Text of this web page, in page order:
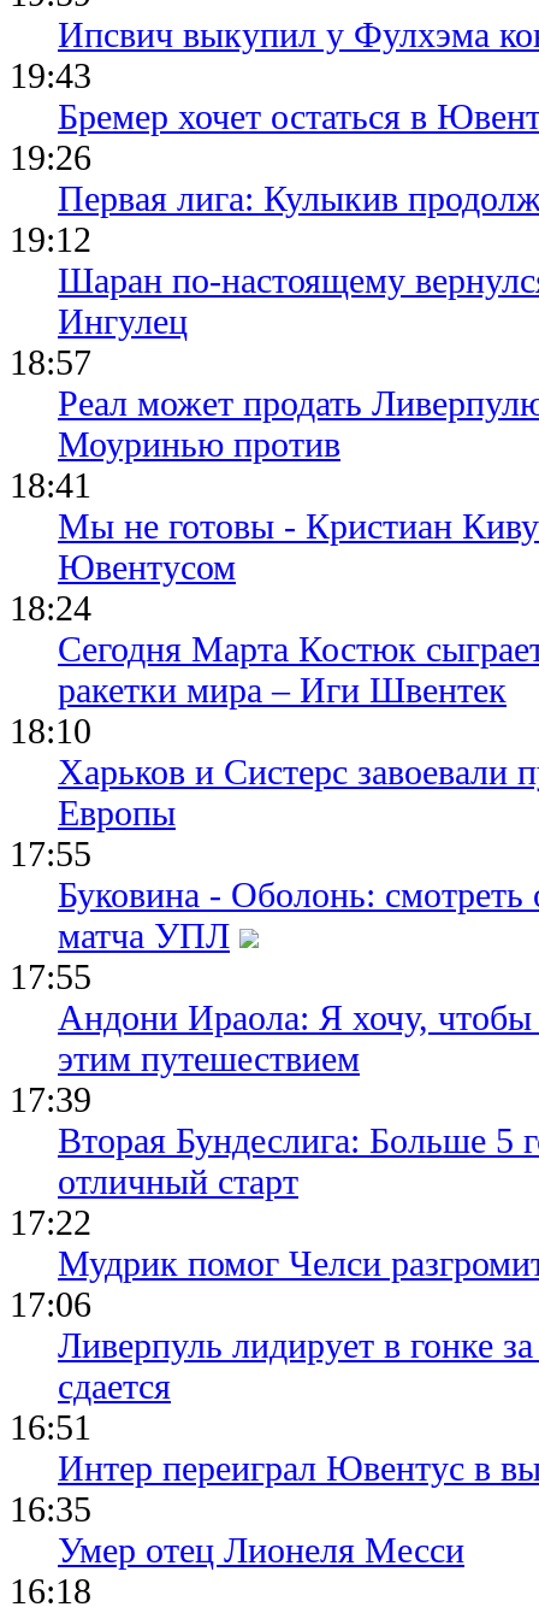
Ипсвич выкупил у Фулхэма
19:43
Бремер хочет остаться в
19:26
Первая лига: Кулыкив
19:12
Шаран по-настоящему
Ингулец
18:57
Реал может продать
Моуринью против
18:41
Мы не готовы - Кристиан
Ювентусом
18:24
Сегодня Марта Костюк
ракетки мира – Иги Швентек
18:10
Харьков и Систерс завоевали
Европы
17:55
Буковина - Оболонь:
матча УПЛ
17:55
Андони Ираола: Я хочу, чтобы
этим путешествием
17:39
Вторая Бундеслига: Больше 5
отличный старт
17:22
Мудрик помог Челси
17:06
Ливерпуль лидирует в гонке
сдается
16:51
Интер переиграл Ювентус в
16:35
Умер отец Лионеля Месси
16:18